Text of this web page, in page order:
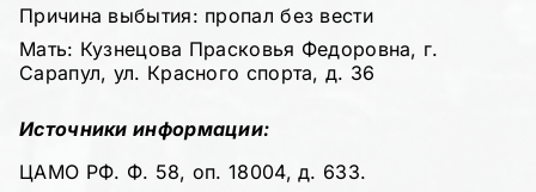
Причина выбытия: пропал без вести
Мать: Кузнецова Прасковья Федоровна, г.
Сарапул, ул. Красного спорта, д. 36
Источники информации:
ЦАМО РФ. Ф. 58, оп. 18004, д. 633.